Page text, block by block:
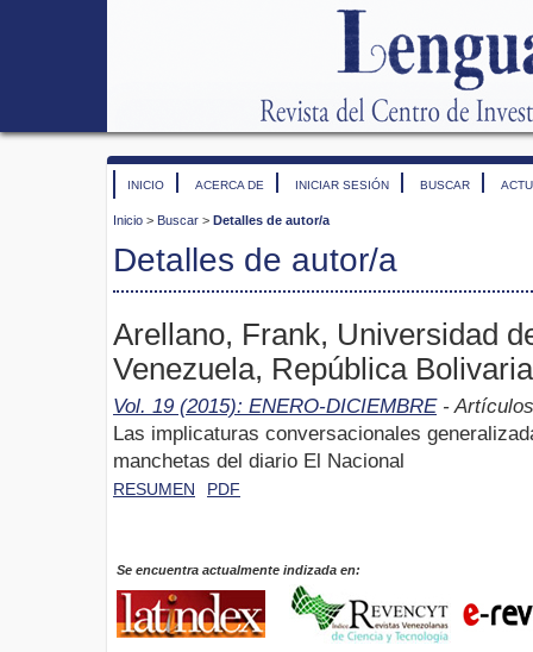
INICIO ACERCA DE INICIAR SESIÓN BUSCAR
Inicio > Buscar > Detalles de autor/a
Detalles de autor/a
Arellano, Frank, Universidad
Venezuela, República
Vol. 19 (2015): ENERO-DICIEMBRE- Artículos
Las implicaturas conversacionales
manchetas del diario El Nacional
RESUMEN PDF
Se encuentra actualmente indizada en: